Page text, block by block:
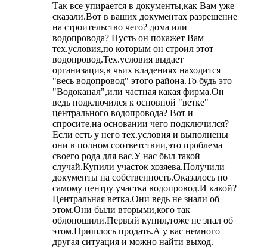
Так все упирается в документы,как Вам уже
сказали.Вот в ваших документах разрешение
на строительство чего? дома или
водопровода? Пусть он покажет Вам
тех.условия,по которым он строил этот
водопровод.Тех.условия выдает
организация,в чьих владениях находится
"весь водопровод" этого района.То будь это
"Водоканал",или частная какая фирма.Он
ведь подключился к основной "ветке"
центрального водопровода? Вот и
спросите,на основании чего подключился?
Если есть у него тех.условия и выполнены
они в полном соответствии,это проблема
своего рода для вас.У нас был такой
случай.Купили участок хозяева.Получили
документы на собственность.Оказалось по
самому центру участка водопровод.И какой?
Центральная ветка.Они ведь не знали об
этом.Они были вторыми,кого так
облопошили.Первый купил,тоже не знал об
этом.Пришлось продать.А у вас немного
другая ситуация и можно найти выход.